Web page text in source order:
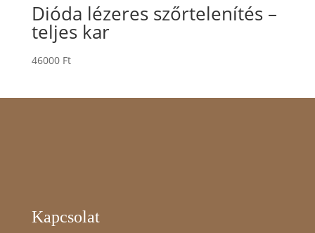
Dióda lézeres szőrtelenítés –
teljes kar
46000 Ft
Kapcsolat